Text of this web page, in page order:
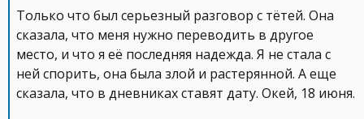
Только что был серьезный разговор с тётей. Она
сказала, что меня нужно переводить в другое
место, и что я её последняя надежда. Я не стала с
ней спорить, она была злой и растерянной. А еще
сказала, что в дневниках ставят дату. Окей, 18 июня.